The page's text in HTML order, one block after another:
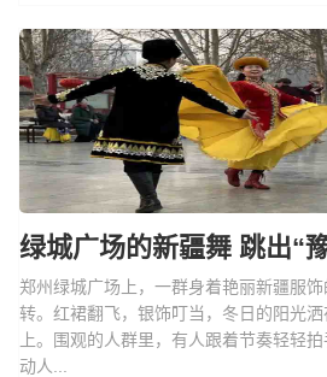
绿城广场的新疆舞 跳出“
郑州绿城广场上，一群身着艳丽新疆服
转。红裙翻飞，银饰叮当，冬日的阳光
上。围观的人群里，有人跟着节奏轻轻
动人...